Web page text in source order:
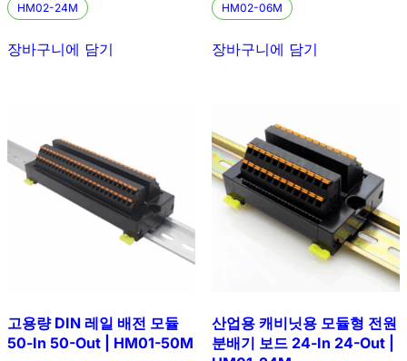
HM02-24M
장바구니에 담기
HM02-06M
장바구니에 담기
고용량 DIN 레일 배전 모듈
50-In 50-Out | HM01-50M
산업용 캐비닛용 모듈형 전원
분배기 보드 24-In 24-Out |